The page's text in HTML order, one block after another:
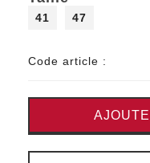
41 47
Code article :